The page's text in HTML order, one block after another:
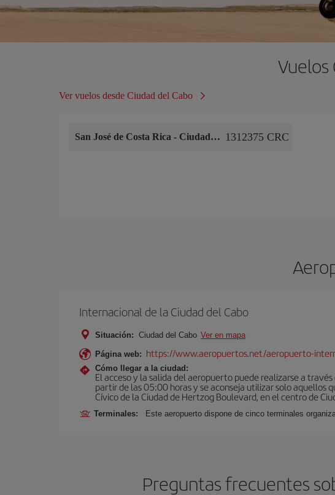
Vuelos
Ver vuelos desde Ciudad del Cabo
San José de Costa Rica - Ciudad del Cabo 1312375 CRC
Internacional de la Ciudad del Cabo
Situación: Ciudad del Cabo Ver en mapa
Página web: https://www.aeropuertos.net/aeropuerto-
Cómo llegar a la ciudad:
El acceso y la salida del aeropuerto puede realizarse a
partir de las 05:00 horas y se aconseja utilizar solo aquellos
Cívico de la Ciudad de Hertzog Boulevard, en el centro de
Terminales: Este aeropuerto dispone de cinco terminales
Preguntas frecuentes